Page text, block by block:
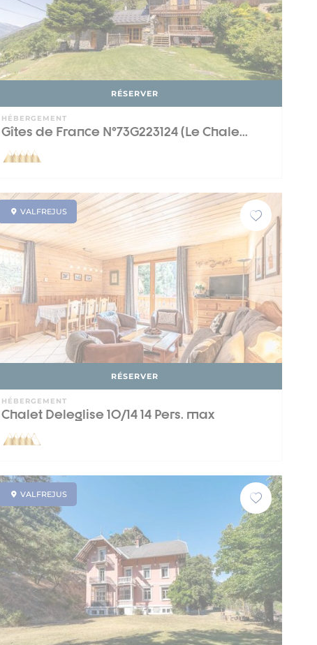
RÉSERVER
HÉBERGEMENT
Gîtes de France N°73G223124 (Le Chale...
VALFREJUS
RÉSERVER
HÉBERGEMENT
Chalet Deleglise 10/14 14 Pers. max
VALFREJUS